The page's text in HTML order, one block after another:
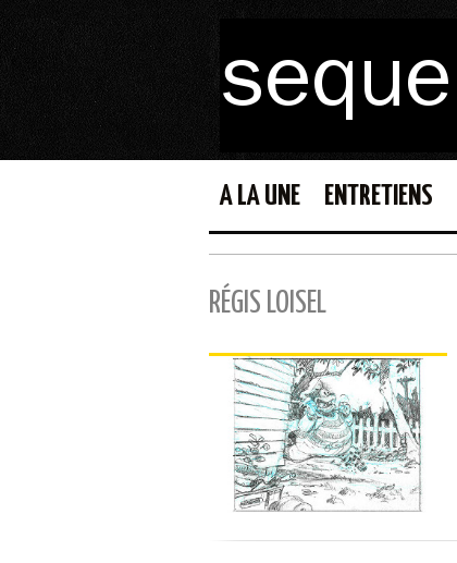
A LA UNE ENTRETIENS
RÉGIS LOISEL